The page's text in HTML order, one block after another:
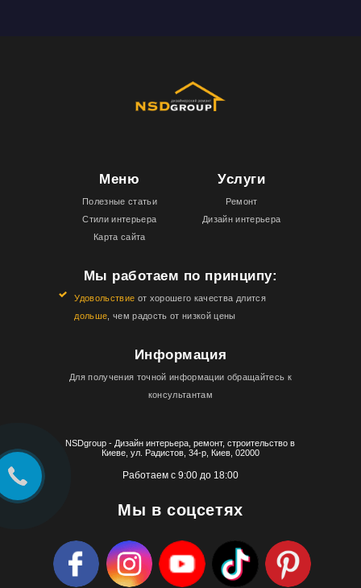
NSDgroup - Дизайн интерьера, ремонт, строительство в
Киеве, ул. Радистов, 34-р, Киев, 02000
Работаем с 9:00 до 18:00
Мы в соцсетях
Меню
Полезные статьи
Стили интерьера
Карта сайта
Услуги
Ремонт
Дизайн интерьера
Мы работаем по принципу:
Удовольствие от хорошего качества длится
дольше , чем радость от низкой цены
Информация
Для получения точной информации обращайтесь к
консультантам